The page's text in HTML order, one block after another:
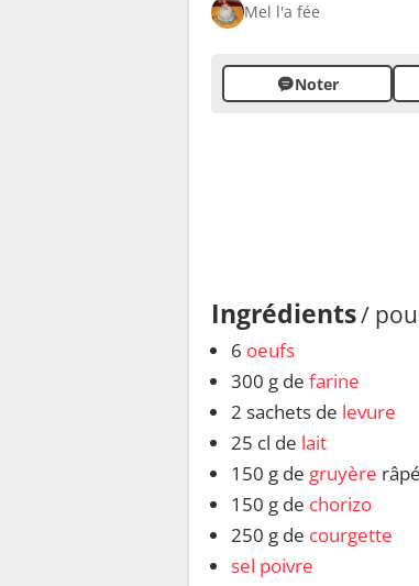
Mel l'a fée
Noter
Ingrédients/
6 oeufs
300 g de farine
2 sachets de levure
25 cl de lait
150 g de gruyère râpé
150 g de chorizo
250 g de courgette
sel poivre